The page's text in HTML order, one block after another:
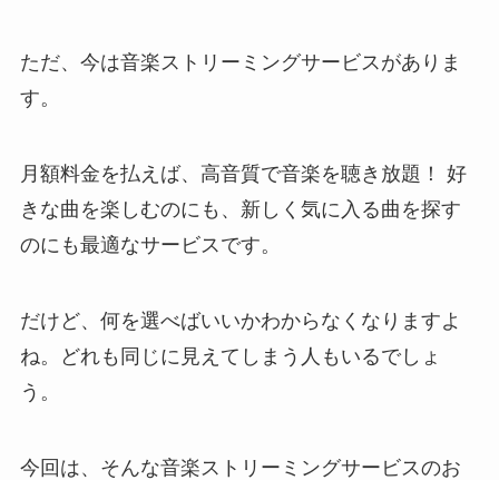
ただ、今は音楽ストリーミングサービスがありま
す。
月額料金を払えば、高音質で音楽を聴き放題！ 好
きな曲を楽しむのにも、新しく気に入る曲を探す
のにも最適なサービスです。
だけど、何を選べばいいかわからなくなりますよ
ね。どれも同じに見えてしまう人もいるでしょ
う。
今回は、そんな音楽ストリーミングサービスのお